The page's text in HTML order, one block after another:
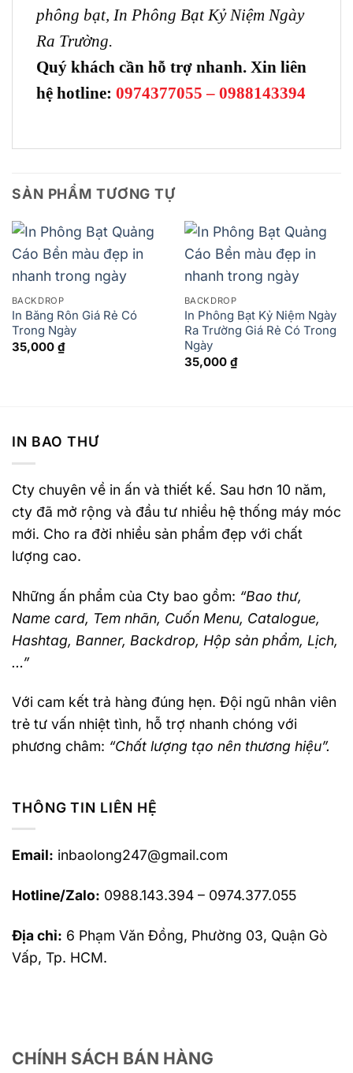
phông bạt, In Phông Bạt Kỷ Niệm Ngày
Ra Trường.
Quý khách cần hỗ trợ nhanh. Xin liên
hệ hotline: 0974377055 – 0988143394
SẢN PHẨM TƯƠNG TỰ
BACKDROP
In Băng Rôn Giá Rẻ Có
Trong Ngày
35,000 ₫
BACKDROP
In Phông Bạt Kỷ Niệm Ngày
Ra Trường Giá Rẻ Có Trong
Ngày
35,000 ₫
IN BAO THƯ
Cty chuyên về in ấn và thiết kế. Sau hơn 10 năm,
cty đã mở rộng và đầu tư nhiều hệ thống máy móc
mới. Cho ra đời nhiều sản phẩm đẹp với chất
lượng cao.
Những ấn phẩm của Cty bao gồm: “Bao thư,
Name card, Tem nhãn, Cuốn Menu, Catalogue,
Hashtag, Banner, Backdrop, Hộp sản phẩm, Lịch,
…”
Với cam kết trả hàng đúng hẹn. Đội ngũ nhân viên
trẻ tư vấn nhiệt tình, hỗ trợ nhanh chóng với
phương châm: “Chất lượng tạo nên thương hiệu”.
THÔNG TIN LIÊN HỆ
Email: inbaolong247@gmail.com
Hotline/Zalo: 0988.143.394 – 0974.377.055
Địa chỉ: 6 Phạm Văn Đồng, Phường 03, Quận Gò
Vấp, Tp. HCM.
CHÍNH SÁCH BÁN HÀNG